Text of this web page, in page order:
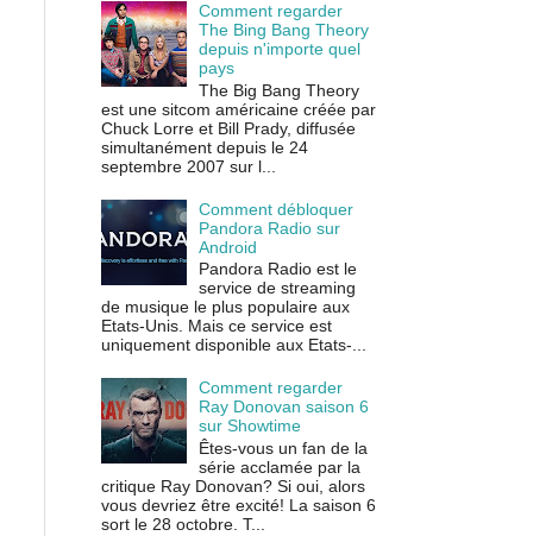
Comment regarder
The Bing Bang Theory
depuis n'importe quel
pays
The Big Bang Theory
est une sitcom américaine créée par
Chuck Lorre et Bill Prady, diffusée
simultanément depuis le 24
septembre 2007 sur l...
Comment débloquer
Pandora Radio sur
Android
Pandora Radio est le
service de streaming
de musique le plus populaire aux
Etats-Unis. Mais ce service est
uniquement disponible aux Etats-...
Comment regarder
Ray Donovan saison 6
sur Showtime
Êtes-vous un fan de la
série acclamée par la
critique Ray Donovan? Si oui, alors
vous devriez être excité! La saison 6
sort le 28 octobre. T...